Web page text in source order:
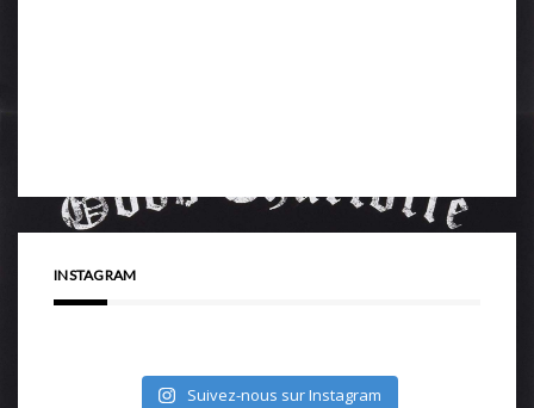
INSTAGRAM
Suivez-nous sur Instagram